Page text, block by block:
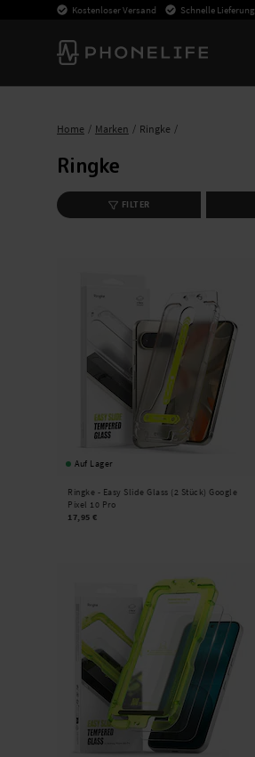
Kostenloser Versand Schnelle Lieferung
Home Marken Ringke
Ringke
FILTER
Auf Lager
Ringke - Easy Slide Glass (2 Stück) Google
Pixel 10 Pro
17,95 €